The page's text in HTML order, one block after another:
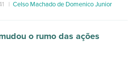
| Celso Machado de Domenico Junior
o rumo das ações